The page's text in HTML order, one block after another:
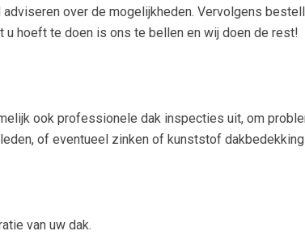
over de mogelijkheden. Vervolgens
hoeft te doen is ons te bellen en wij doen de rest!
ook professionele dak inspecties uit, om
of eventueel zinken of kunststof dakbedekking
van uw dak.